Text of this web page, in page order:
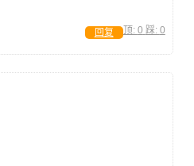
顶: 0 踩: 0
回复